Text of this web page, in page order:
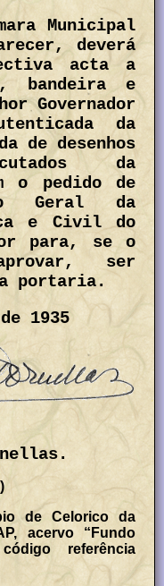
Municipal
deverá
acta a
bandeira e
Governador
da
de desenhos
da
o pedido de
Geral da
e Civil do
para, se o
ser
portaria.
1935
de Celorico da
acervo “Fundo
referência